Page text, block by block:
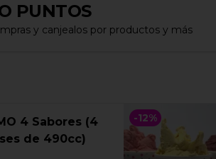
PUNTOS
y canjealos por productos y más
-12%
4 Sabores (4
de 490cc)